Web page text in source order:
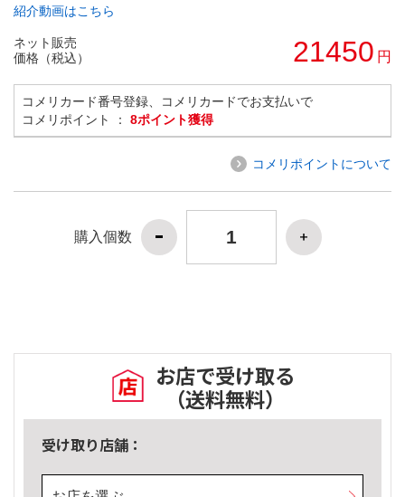
紹介動画はこちら
ネット販売
価格（税込）
21450 円
コメリカード番号登録、コメリカードでお支払いで
コメリポイント ： 8ポイント獲得
コメリポイントについて
購入個数
お店で受け取る
（送料無料）
受け取り店舗：